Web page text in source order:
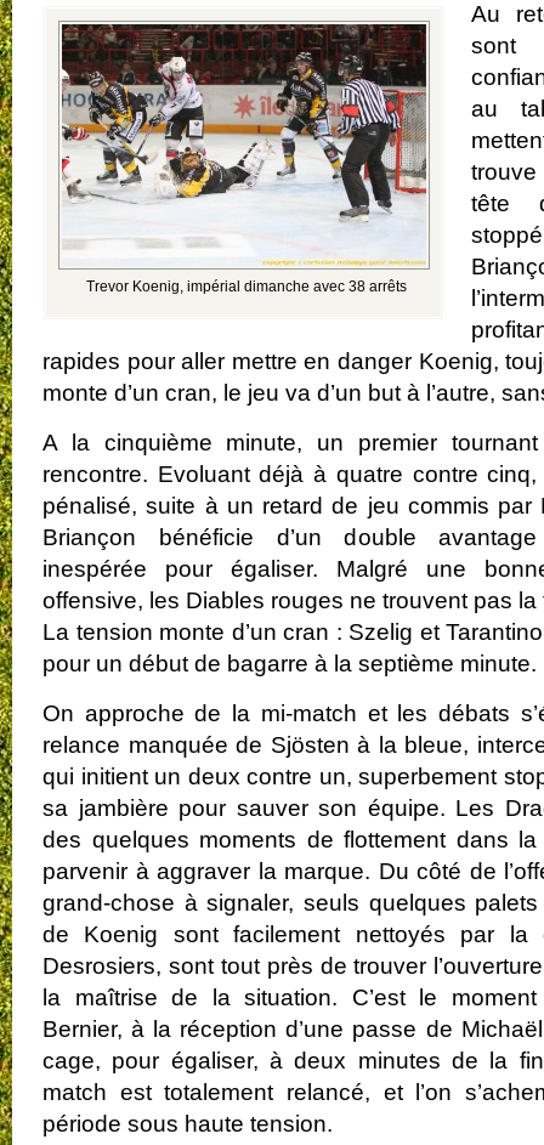
Trevor Koenig, impérial dimanche avec 38 arrêts
Au
sont
au
tête
rapides pour aller mettre en danger Koenig,
monte d’un cran, le jeu va d’un but à l’autre,
A la cinquième minute, un premier
rencontre. Evoluant déjà à quatre contre
pénalisé, suite à un retard de jeu commis par
Briançon bénéficie d’un double
inespérée pour égaliser. Malgré une
offensive, les Diables rouges ne trouvent pas
La tension monte d’un cran : Szelig et
pour un début de bagarre à la septième minute.
On approche de la mi-match et les débats
relance manquée de Sjösten à la bleue,
qui initient un deux contre un, superbement
sa jambière pour sauver son équipe. Les
des quelques moments de flottement dans
parvenir à aggraver la marque. Du côté de
grand-chose à signaler, seuls quelques
de Koenig sont facilement nettoyés par la
Desrosiers, sont tout près de trouver
la maîtrise de la situation. C’est le
Bernier, à la réception d’une passe de
cage, pour égaliser, à deux minutes de la
match est totalement relancé, et l’on
période sous haute tension.